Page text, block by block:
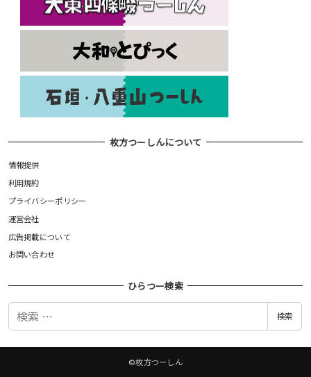
枚方つーしんについて
情報提供
利用規約
プライバシーポリシー
運営会社
広告掲載について
お問い合わせ
ひらつー検索
検
検索
©枚方つーしん